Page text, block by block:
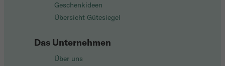
Geschenkideen
Übersicht Gütesiegel
Das Unternehmen
Über uns